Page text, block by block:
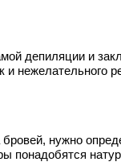
депиляции и
нежелательного
нужно
понадобятся